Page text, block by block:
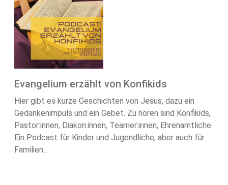
Evangelium erzählt von Konfikids
Hier gibt es kurze Geschichten von Jesus, dazu ein
Gedankenimpuls und ein Gebet. Zu hören sind Konfikids,
Pastor:innen, Diakon:innen, Teamer:innen, Ehrenamtliche.
Ein Podcast für Kinder und Jugendliche, aber auch für
Familien...